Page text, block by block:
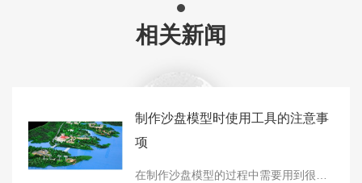
相关新闻
制作沙盘模型时使用工具的注意事
项
在制作沙盘模型的过程中需要用到很多工具。基本工具包括测绘工具、切割工具、研磨和校正工具、辅助工具等。如果使用不当，其中一些工具可能会带来一些危险。为了使沙盘模型 ，以下编辑器将解释制作模型时使用某些工具的注意事项。我希望每个人都能在 区域操作各种工具。接下来西安沙盘模型盛维模型来给大家介绍一下制作沙盘模型时使用工具的注